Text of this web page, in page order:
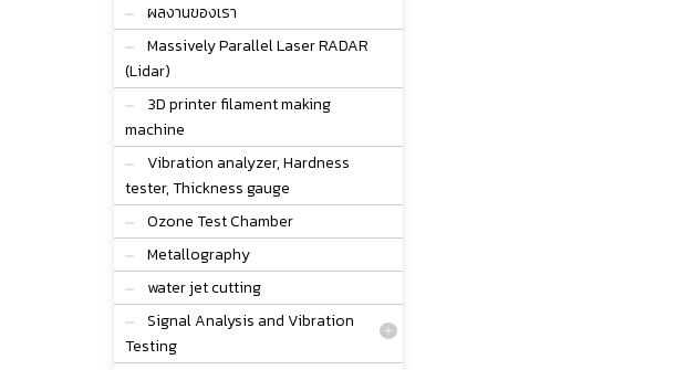
ผลงานของเรา
Massively Parallel Laser RADAR
(Lidar)
3D printer filament making
machine
Vibration analyzer, Hardness
tester, Thickness gauge
Ozone Test Chamber
Metallography
water jet cutting
Signal Analysis and Vibration
Testing